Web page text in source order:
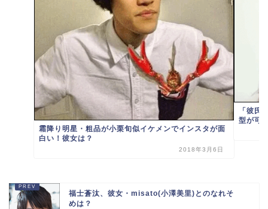
霜降り明星・粗品が小栗旬似イケメンでインスタが面
白い！彼女は？
2018年3月6日
「彼氏
型が可
福士蒼汰、彼女・misato(小澤美里)とのなれそ
めは？